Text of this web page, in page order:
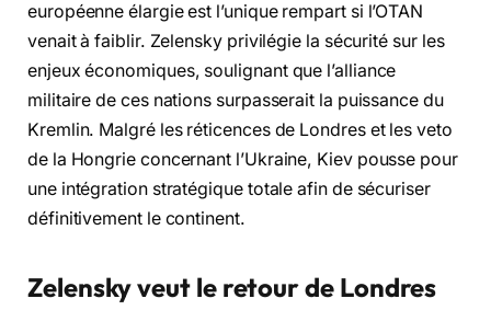
européenne élargie est l’unique rempart si l’OTAN
venait à faiblir. Zelensky privilégie la sécurité sur les
enjeux économiques, soulignant que l’alliance
militaire de ces nations surpasserait la puissance du
Kremlin. Malgré les réticences de Londres et les veto
de la Hongrie concernant l’Ukraine, Kiev pousse pour
une intégration stratégique totale afin de sécuriser
définitivement le continent.
Zelensky veut le retour de Londres